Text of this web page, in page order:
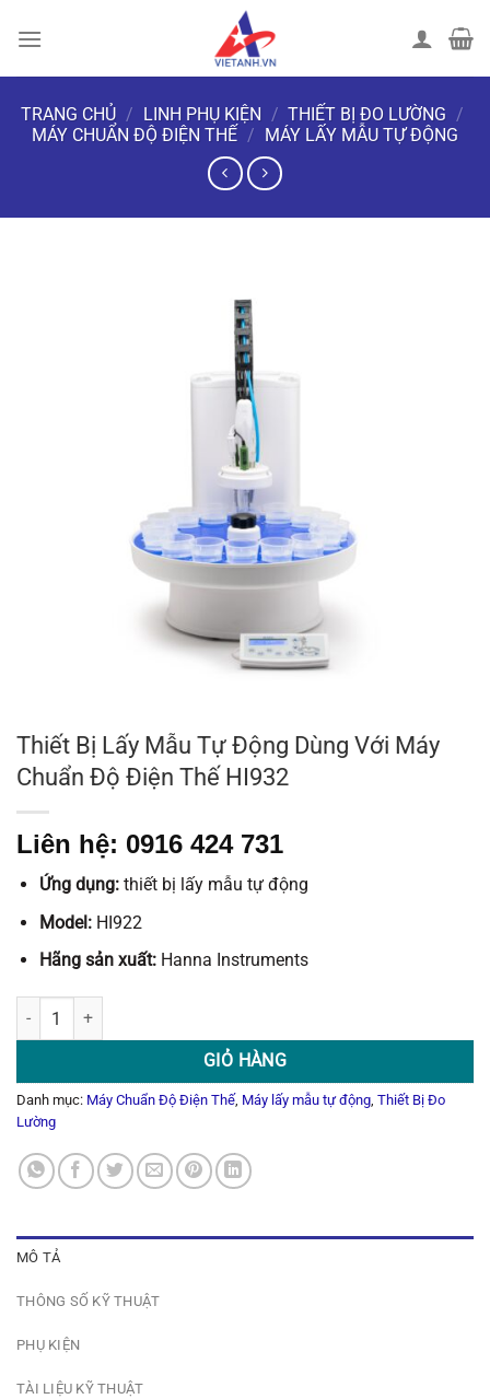
đến
TRANG CHỦ / LINH PHỤ KIỆN / THIẾT BỊ ĐO LƯỜNG /
MÁY CHUẨN ĐỘ ĐIỆN THẾ / MÁY LẤY MẪU TỰ ĐỘNG
Thiết Bị Lấy Mẫu Tự Động Dùng Với Máy
Chuẩn Độ Điện Thế HI932
Liên hệ: 0916 424 731
Ứng dụng:thiết bị lấy mẫu tự động
Model:HI922
Hãng sản xuất:Hanna Instruments
Thiết Bị Lấy Mẫu Tự Động Dùng Với Máy Chuẩn Độ Điện Thế HI932 số
GIỎ HÀNG
Danh mục: Máy Chuẩn Độ Điện Thế, Máy lấy mẫu tự động, Thiết Bị Đo
Lường
MÔ TẢ
THÔNG SỐ KỸ THUẬT
PHỤ KIỆN
TÀI LIỆU KỸ THUẬT